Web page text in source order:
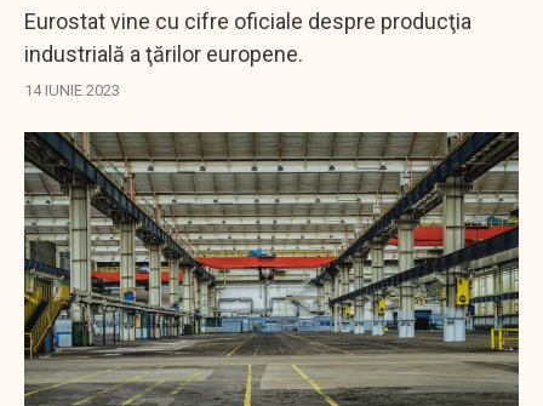
Eurostat vine cu cifre oficiale despre producţia
industrială a ţărilor europene.
14 IUNIE 2023